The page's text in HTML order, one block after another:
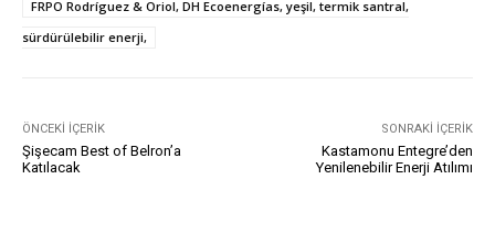
FRPO Rodríguez & Oriol, DH Ecoenergías, yeşil, termik santral,
sürdürülebilir enerji,
ÖNCEKI İÇERIK
Şişecam Best of Belron’a
Katılacak
SONRAKI İÇERIK
Kastamonu Entegre’den
Yenilenebilir Enerji Atılımı